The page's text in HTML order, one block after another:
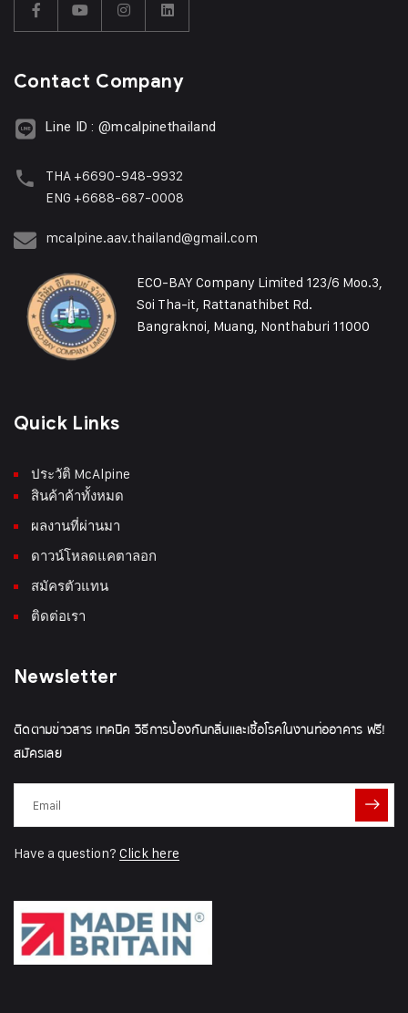
Contact Company
Line ID : @mcalpinethailand
THA +6690-948-9932
ENG +6688-687-0008
mcalpine.aav.thailand@gmail.com
ECO-BAY Company Limited 123/6 Moo.3,
Soi Tha-it, Rattanathibet Rd.
Bangraknoi, Muang, Nonthaburi 11000
Quick Links
ประวัติ McAlpine
สินค้าค้าทั้งหมด
ผลงานที่ผ่านมา
ดาวน์โหลดแคตาลอก
สมัครตัวแทน
ติดต่อเรา
Newsletter
ติดตามข่าวสาร เทคนิค วิธีการป้องกันกลิ่นและเชื้อโรคในงานท่ออาคาร ฟรี!
สมัครเลย
Have a question? Click here